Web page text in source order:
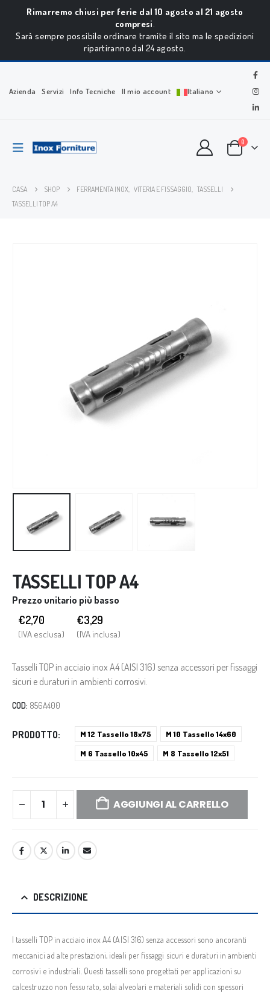
Rimarremo chiusi per ferie dal 10 agosto al 21 agosto
compresi.
Sarà sempre possibile ordinare tramite il sito ma le spedizioni
ripartiranno dal 24 agosto.
Azienda Servizi Info Tecniche Il mio account Italiano
0
CASA SHOP FERRAMENTA INOX, VITERIA E FISSAGGIO, TASSELLI
TASSELLI TOP A4
TASSELLI TOP A4
Prezzo unitario più basso
€2,70
(IVA esclusa)
€3,29
(IVA inclusa)
Tasselli TOP in acciaio inox A4 (AISI 316) senza accessori per fissaggi
sicuri e duraturi in ambienti corrosivi.
COD: 856A400
PRODOTTO M 12 Tassello 18x75
M 10 Tassello 14x60
M 6 Tassello 10x45
M 8 Tassello 12x51
AGGIUNGI AL CARRELLO
DESCRIZIONE
I tasselli TOP in acciaio inox A4 (AISI 316) senza accessori sono ancoranti
meccanici ad alte prestazioni, ideali per fissaggi sicuri e duraturi in ambienti
corrosivi e industriali. Questi tasselli sono progettati per applicazioni su
calcestruzzo non fessurato, solai alveolari e materiali solidi con spessori